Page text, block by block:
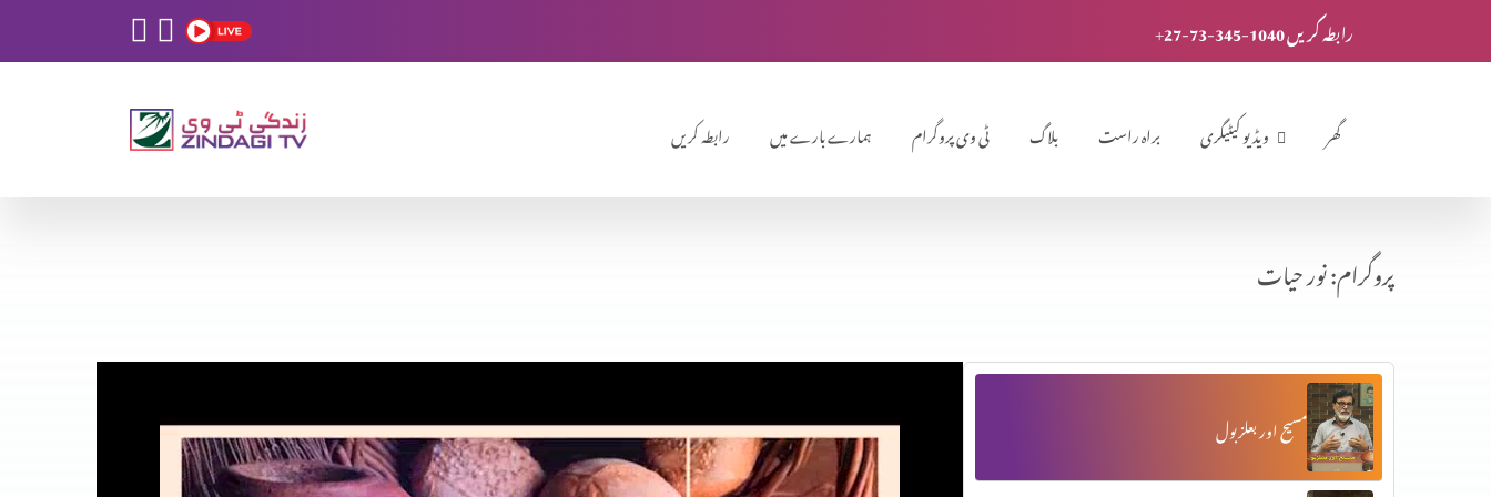
+27-73-345-1040 رابطہ کریں
رابطہ کریں ہمارے بارے میں ٹی وی پروگرام بلاگ براہ راست ویڈیو کیٹیگری گھر
پروگرام: نور حیات
مسیح اور بعلزبول